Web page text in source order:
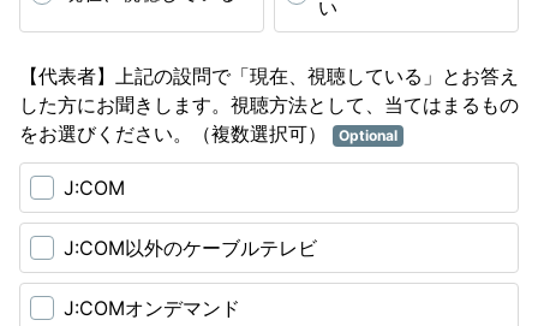
い
【代表者】上記の設問で「現在、視聴している」とお答え
した方にお聞きします。視聴方法として、当てはまるもの
をお選びください。（複数選択可）
Optional
J:COM
J:COM以外のケーブルテレビ
J:COMオンデマンド